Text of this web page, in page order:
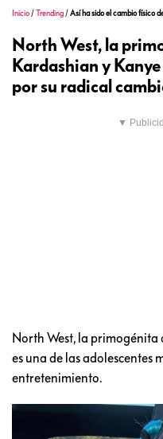
Inicio /Trending /Así ha sido el cambio físico
North West, la
Kardashian y
por su radical
▼
North West, la primogénita
es una de las adolescentes
entretenimiento.